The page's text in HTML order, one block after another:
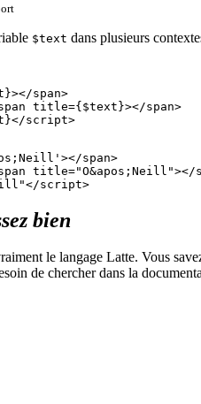
$text dans plusieurs
span>
title={$text}></span>
script>
span>
title="O&apos;Neill"></
script>
bien
le langage Latte. Vous
de chercher dans la